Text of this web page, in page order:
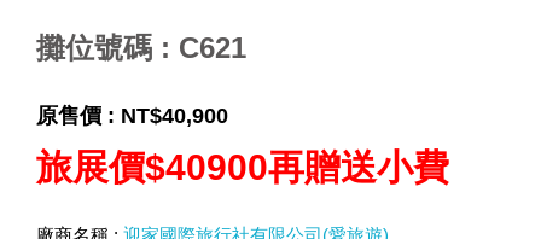
攤位號碼 : C621
原售價 : NT$40,900
旅展價$40900再贈送小費
廠商名稱 : 迎家國際旅行社有限公司(愛旅遊)